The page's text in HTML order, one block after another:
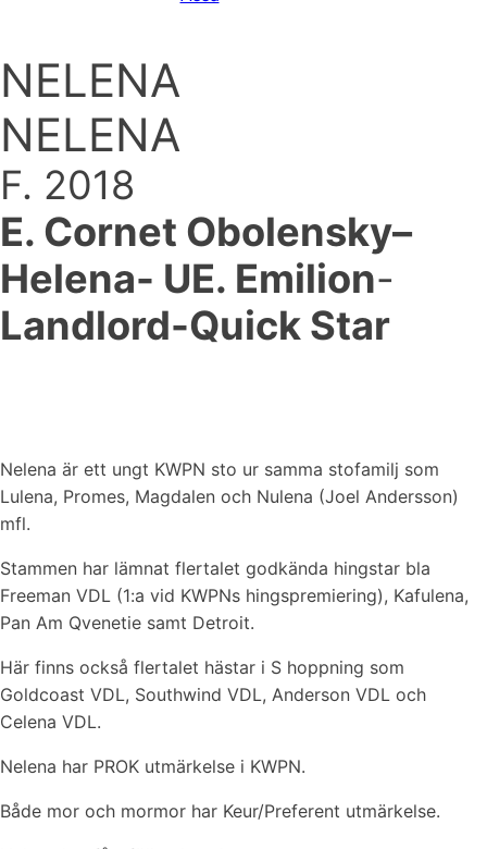
NELENA
NELENA
F. 2018
E. Cornet Obolensky–
Helena- UE. Emilion-
Landlord-Quick Star
Nelena är ett ungt KWPN sto ur samma stofamilj som
Lulena, Promes, Magdalen och Nulena (Joel Andersson)
mfl.
Stammen har lämnat flertalet godkända hingstar bla
Freeman VDL (1:a vid KWPNs hingspremiering), Kafulena,
Pan Am Qvenetie samt Detroit.
Här finns också flertalet hästar i S hoppning som
Goldcoast VDL, Southwind VDL, Anderson VDL och
Celena VDL.
Nelena har PROK utmärkelse i KWPN.
Både mor och mormor har Keur/Preferent utmärkelse.